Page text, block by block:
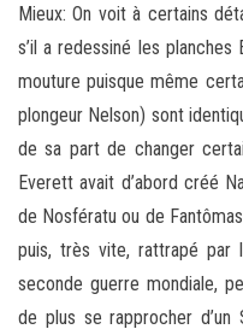
Mieux: On voit à certains
s’il a redessiné les
mouture puisque même
plongeur Nelson) sont
de sa part de changer
Everett avait d’abord créé
de Nosfératu ou de
puis, très vite, rattrapé par
seconde guerre mondiale,
de plus se rapprocher d’un